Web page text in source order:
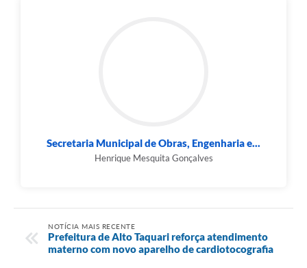
Secretaria Municipal de Obras, Engenharia e...
Henrique Mesquita Gonçalves
NOTÍCIA MAIS RECENTE
Prefeitura de Alto Taquari reforça atendimento
materno com novo aparelho de cardiotocografia